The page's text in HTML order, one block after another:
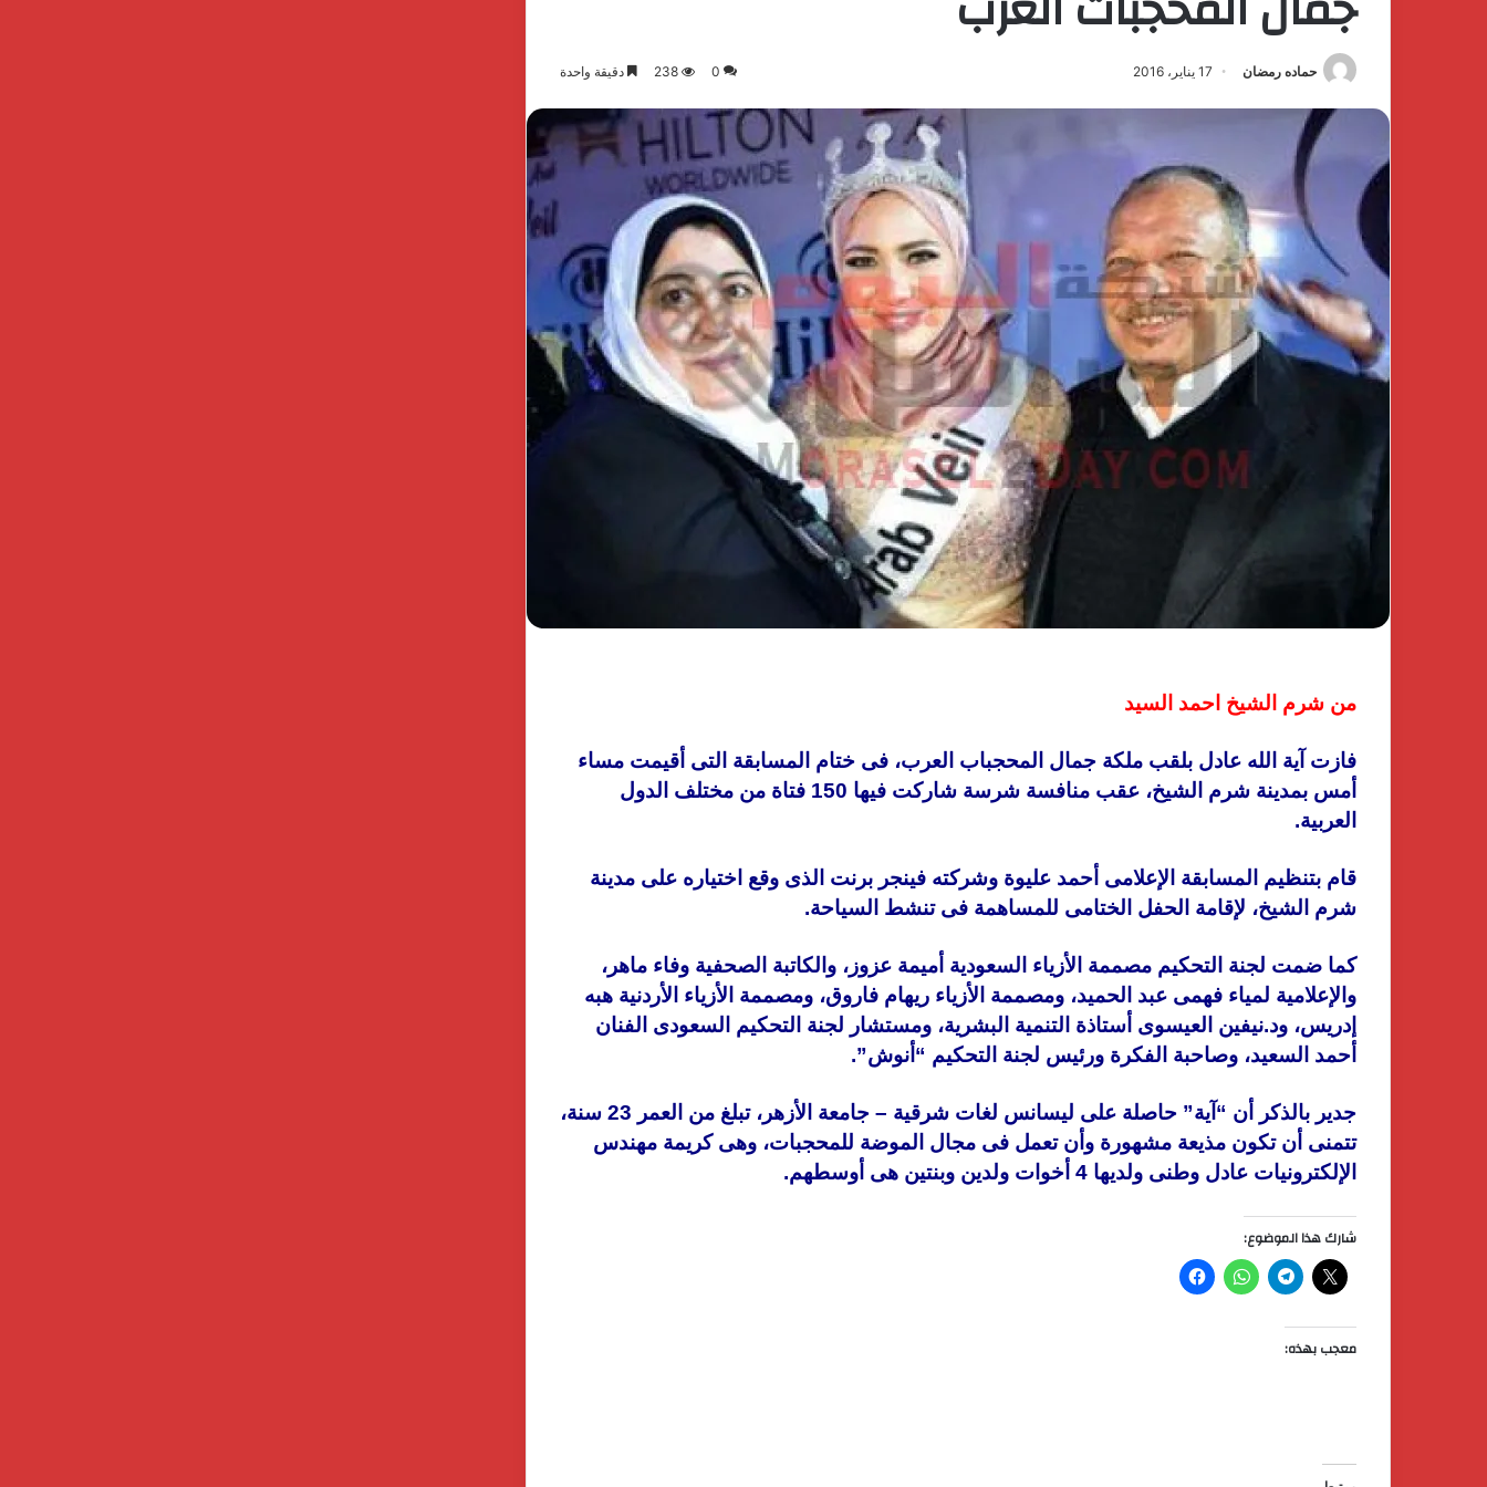
حماده رمضان 17 يناير، 2016 0
238 دقيقة واحدة
من شرم الشيخ احمد السيد
فازت آية الله عادل بلقب ملكة جمال المحجباب العرب، فى ختام المسابقة التى أقيمت مساء
أمس بمدينة شرم الشيخ، عقب منافسة شرسة شاركت فيها 150 فتاة من مختلف الدول
العربية.
قام بتنظيم المسابقة الإعلامى أحمد عليوة وشركته فينجر برنت الذى وقع اختياره على مدينة
شرم الشيخ، لإقامة الحفل الختامى للمساهمة فى تنشط السياحة.
كما ضمت لجنة التحكيم مصممة الأزياء السعودية أميمة عزوز، والكاتبة الصحفية وفاء ماهر،
والإعلامية لمياء فهمى عبد الحميد، ومصممة الأزياء ريهام فاروق، ومصممة الأزياء الأردنية هبه
إدريس، ود.نيفين العيسوى أستاذة التنمية البشرية، ومستشار لجنة التحكيم السعودى الفنان
أحمد السعيد، وصاحبة الفكرة ورئيس لجنة التحكيم “أنوش”.
جدير بالذكر أن “آية” حاصلة على ليسانس لغات شرقية – جامعة الأزهر، تبلغ من العمر 23 سنة،
تتمنى أن تكون مذيعة مشهورة وأن تعمل فى مجال الموضة للمحجبات، وهى كريمة مهندس
الإلكترونيات عادل وطنى ولديها 4 أخوات ولدين وبنتين هى أوسطهم.
شارك هذا الموضوع:
معجب بهذه: